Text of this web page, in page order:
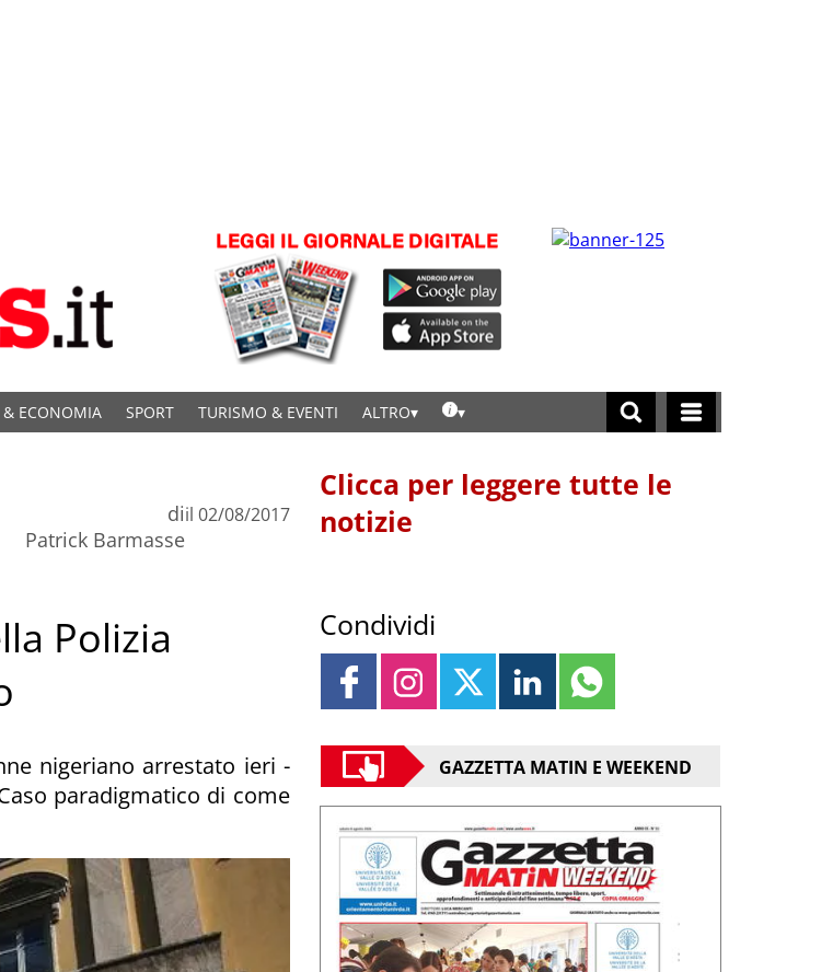
& ECONOMIA SPORT TURISMO & EVENTI ALTRO
di
Patrick Barmasse
il 02/08/2017
Polizia
nigeriano arrestato ieri -
paradigmatico di come
Clicca per leggere tutte le
notizie
Condividi
GAZZETTA MATIN E WEEKEND